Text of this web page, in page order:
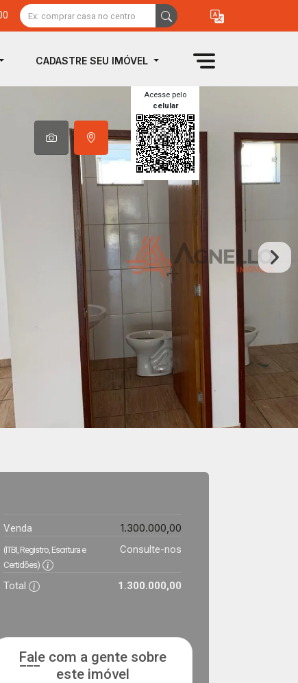
CADASTRE SEU IMÓVEL
Acesse pelo
celular
Venda 1.300.000,00
(ITBI, Registro, Escritura e
Certidões)
Consulte-nos
Total 1.300.000,00
Fale com a gente sobre
este imóvel